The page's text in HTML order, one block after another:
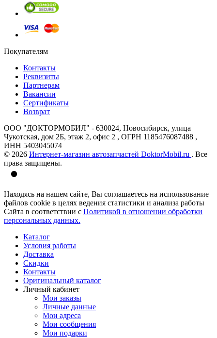
Покупателям
Контакты
Реквизиты
Партнерам
Вакансии
Сертификаты
Возврат
ООО "ДОКТОРМОБИЛ" - 630024, Новосибирск, улица
Чукотская, дом 2Б, этаж 2, офис 2 , ОГРН 1185476087488 ,
ИНН 5403045074
© 2026 Интернет-магазин автозапчастей DoktorMobil.ru . Все
права защищены.
Находясь на нашем сайте, Вы соглашаетесь на использование
файлов cookie в целях ведения статистики и анализа работы
Сайта в соответствии с Политикой в отношении обработки
персональных данных.
Каталог
Условия работы
Доставка
Скидки
Контакты
Оригинальный каталог
Личный кабинет
Мои заказы
Личные данные
Мои адреса
Мои сообщения
Мои подарки